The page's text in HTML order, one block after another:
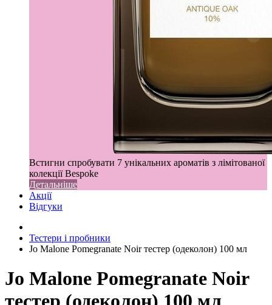
Встигни спробувати 7 унікальних ароматів з лімітованої
колекції Bespoke
Детальніше
Акції
Відгуки
Тестери і пробники
Jo Malone Pomegranate Noir тестер (одеколон) 100 мл
Jo Malone Pomegranate Noir